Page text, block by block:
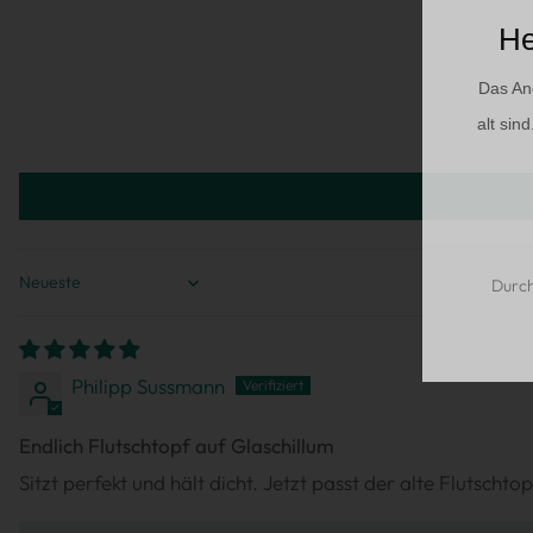
SORT BY
Philipp Sussmann
Endlich Flutschtopf auf Glaschillum
Sitzt perfekt und hält dicht. Jetzt passt der alte
Das
alt